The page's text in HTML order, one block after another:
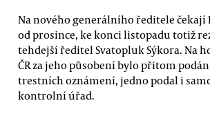
Na nového generálního ředitele čekají
od prosince, ke konci listopadu totiž
tehdejší ředitel Svatopluk Sýkora. Na
ČR za jeho působení bylo přitom
trestních oznámení, jedno podal i
kontrolní úřad.